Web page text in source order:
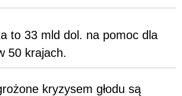
to 33 mld dol. na pomoc dla
50 krajach.
kryzysem głodu są